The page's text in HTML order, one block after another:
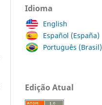
Idioma
English
Español (España)
Português (Brasil)
Edição Atual